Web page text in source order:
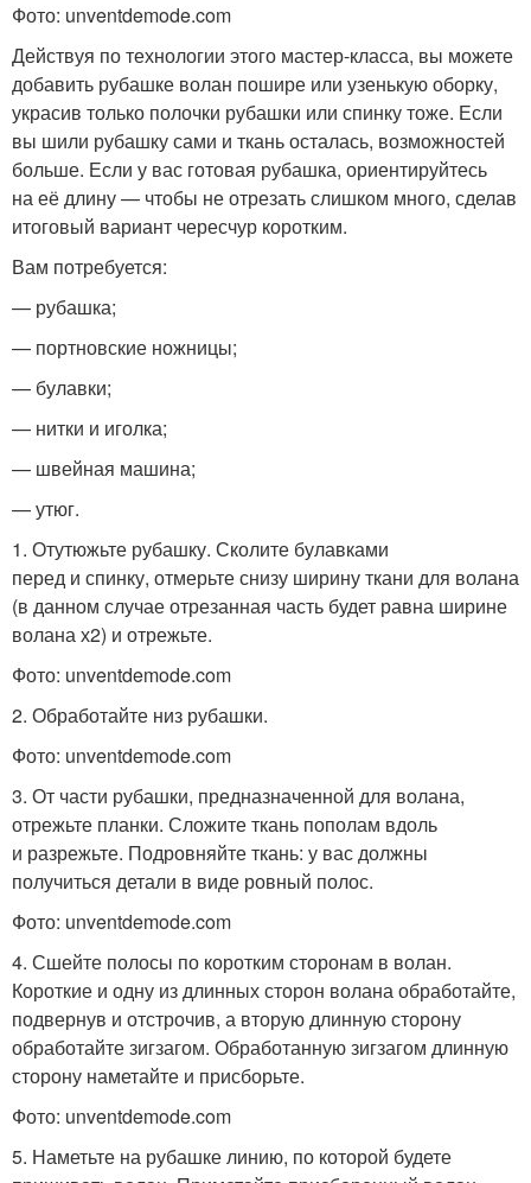
Фото: unventdemode.com
Действуя по технологии этого мастер-класса, вы можете
добавить рубашке волан пошире или узенькую оборку,
украсив только полочки рубашки или спинку тоже. Если
вы шили рубашку сами и ткань осталась, возможностей
больше. Если у вас готовая рубашка, ориентируйтесь
на её длину — чтобы не отрезать слишком много, сделав
итоговый вариант чересчур коротким.
Вам потребуется:
— рубашка;
— портновские ножницы;
— булавки;
— нитки и иголка;
— швейная машина;
— утюг.
1. Отутюжьте рубашку. Сколите булавками
перед и спинку, отмерьте снизу ширину ткани для волана
(в данном случае отрезанная часть будет равна ширине
волана х2) и отрежьте.
Фото: unventdemode.com
2. Обработайте низ рубашки.
Фото: unventdemode.com
3. От части рубашки, предназначенной для волана,
отрежьте планки. Сложите ткань пополам вдоль
и разрежьте. Подровняйте ткань: у вас должны
получиться детали в виде ровный полос.
Фото: unventdemode.com
4. Сшейте полосы по коротким сторонам в волан.
Короткие и одну из длинных сторон волана обработайте,
подвернув и отстрочив, а вторую длинную сторону
обработайте зигзагом. Обработанную зигзагом длинную
сторону наметайте и присборьте.
Фото: unventdemode.com
5. Наметьте на рубашке линию, по которой будете